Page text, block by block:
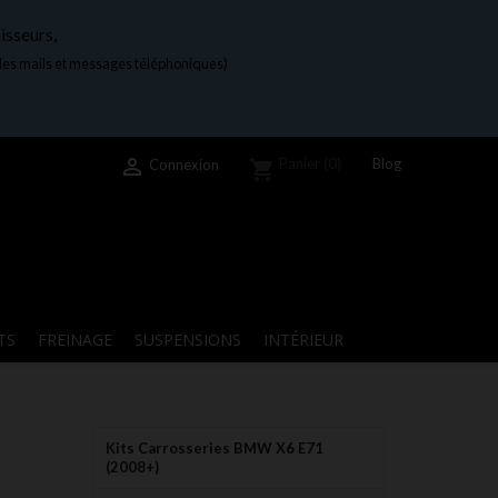
mails et messages téléphoniques)
 Connexion Blog
FREINAGE SUSPENSIONS INTÉRIEUR
Kits Carrosseries BMW X6 E71
(2008+)